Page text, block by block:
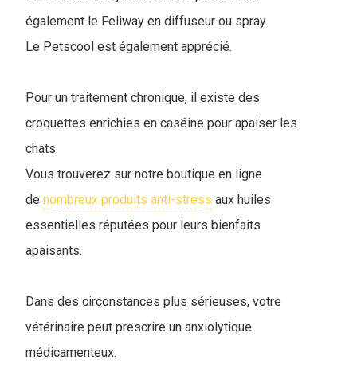
également le Feliway en diffuseur ou spray.
Le Petscool est également apprécié.
Pour un traitement chronique, il existe des
croquettes enrichies en caséine pour apaiser les
chats.
Vous trouverez sur notre boutique en ligne
de nombreux produits anti-stress aux huiles
essentielles réputées pour leurs bienfaits
apaisants.
Dans des circonstances plus sérieuses, votre
vétérinaire peut prescrire un anxiolytique
médicamenteux.